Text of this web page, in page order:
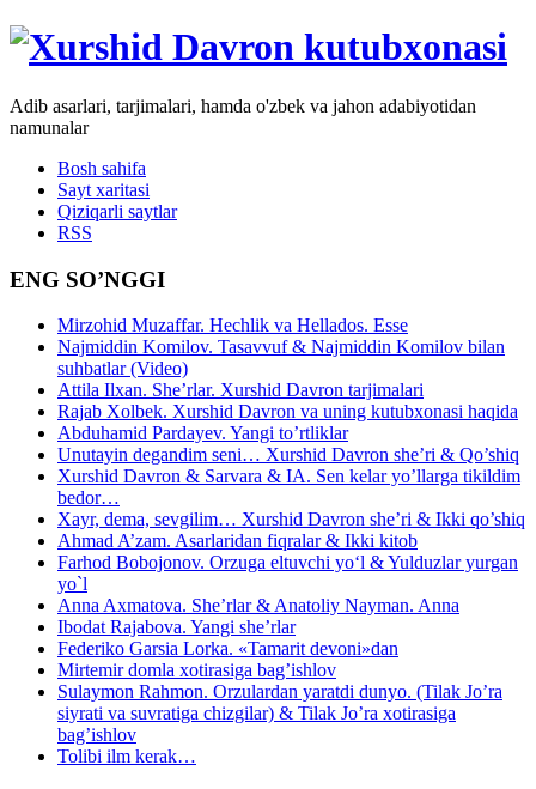
Adib asarlari, tarjimalari, hamda o'zbek va jahon adabiyotidan
namunalar
Bosh sahifa
Sayt xaritasi
Qiziqarli saytlar
RSS
ENG SO’NGGI
Mirzohid Muzaffar. Hechlik va Hellados. Esse
Najmiddin Komilov. Tasavvuf & Najmiddin Komilov bilan
suhbatlar (Video)
Attila Ilxan. She’rlar. Xurshid Davron tarjimalari
Rajab Xolbek. Xurshid Davron va uning kutubxonasi haqida
Abduhamid Pardayev. Yangi to’rtliklar
Unutayin degandim seni… Xurshid Davron she’ri & Qo’shiq
Xurshid Davron & Sarvara & IA. Sen kelar yo’llarga tikildim
bedor…
Xayr, dema, sevgilim… Xurshid Davron she’ri & Ikki qo’shiq
Ahmad A’zam. Asarlaridan fiqralar & Ikki kitob
Farhod Bobojonov. Orzuga eltuvchi yo‘l & Yulduzlar yurgan
yo`l
Anna Axmatova. She’rlar & Anatoliy Nayman. Anna
Ibodat Rajabova. Yangi she’rlar
Federiko Garsia Lorka. «Tamarit devoni»dan
Mirtemir domla xotirasiga bag’ishlov
Sulaymon Rahmon. Orzulardan yaratdi dunyo. (Tilak Jo’ra
siyrati va suvratiga chizgilar) & Tilak Jo’ra xotirasiga
bag’ishlov
Tolibi ilm kerak…